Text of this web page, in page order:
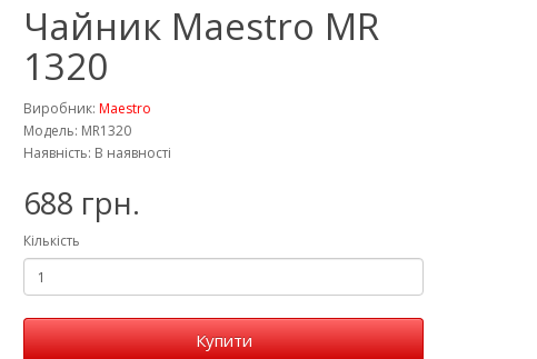
Чайник Maestro MR
1320
Виробник: Maestro
Модель: MR1320
Наявність: В наявності
688 грн.
Кількість
Купити